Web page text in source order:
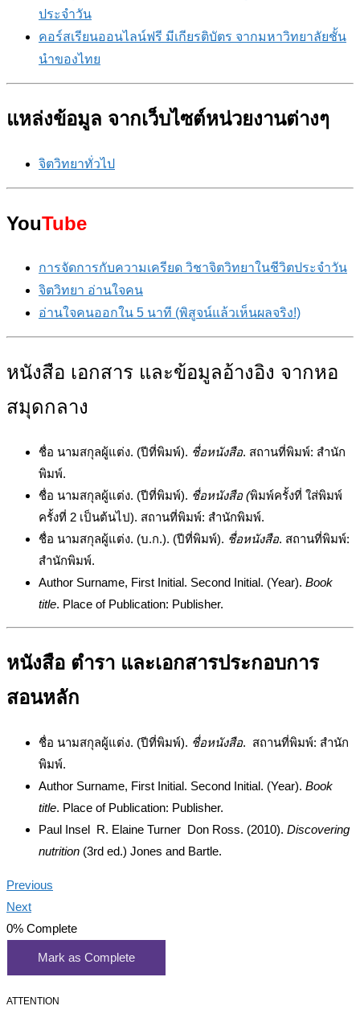
ประจำวัน
คอร์สเรียนออนไลน์ฟรี มีเกียรติบัตร จากมหาวิทยาลัยชั้น
นำของไทย
แหล่งข้อมูล จากเว็บไซต์หน่วยงานต่างๆ
จิตวิทยาทั่วไป
YouTube
การจัดการกับความเครียด วิชาจิตวิทยาในชีวิตประจำวัน
จิตวิทยา อ่านใจคน
อ่านใจคนออกใน 5 นาที (พิสูจน์แล้วเห็นผลจริง!)
หนังสือ เอกสาร และข้อมูลอ้างอิง จากหอ
สมุดกลาง
ชื่อ นามสกุลผู้แต่ง. (ปีที่พิมพ์). ชื่อหนังสือ. สถานที่พิมพ์: สำนัก
พิมพ์.
ชื่อ นามสกุลผู้แต่ง. (ปีที่พิมพ์). ชื่อหนังสือ (พิมพ์ครั้งที่ ใส่พิมพ์
ครั้งที่ 2 เป็นต้นไป). สถานที่พิมพ์: สำนักพิมพ์.
ชื่อ นามสกุลผู้แต่ง. (บ.ก.). (ปีที่พิมพ์). ชื่อหนังสือ. สถานที่พิมพ์:
สำนักพิมพ์.
Author Surname, First Initial. Second Initial. (Year). Book
title. Place of Publication: Publisher.
หนังสือ ตำรา และเอกสารประกอบการ
สอนหลัก
ชื่อ นามสกุลผู้แต่ง. (ปีที่พิมพ์). ชื่อหนังสือ. สถานที่พิมพ์: สำนัก
พิมพ์.
Author Surname, First Initial. Second Initial. (Year). Book
title. Place of Publication: Publisher.
Paul Insel R. Elaine Turner Don Ross. (2010). Discovering
nutrition (3rd ed.) Jones and Bartle.
Previous
Next
0% Complete
Mark as Complete
ATTENTION